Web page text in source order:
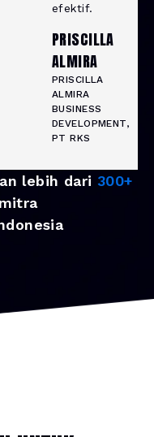
efektif.
PRISCILLA
ALMIRA
PRISCILLA
ALMIRA
BUSINESS
DEVELOPMENT,
PT RKS
lebih dari 300+
mitra